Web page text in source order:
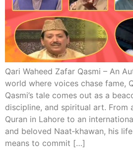
Qari Waheed Zafar Qasmi – An
world where voices chase fame,
Qasmi’s tale comes out as a
discipline, and spiritual art. From
Quran in Lahore to an
and beloved Naat‑khawan, his
means to commit […]